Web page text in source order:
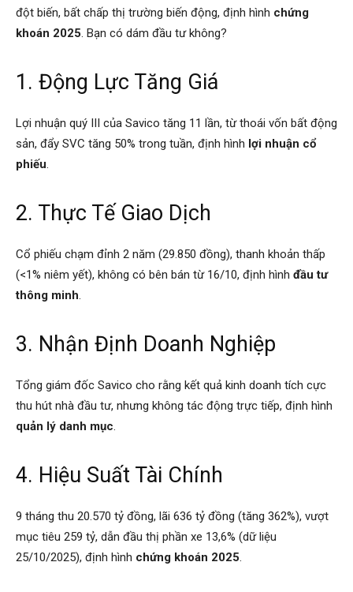
đột biến, bất chấp thị trường biến động, định hình chứng
khoán 2025. Bạn có dám đầu tư không?
1. Động Lực Tăng Giá
Lợi nhuận quý III của Savico tăng 11 lần, từ thoái vốn bất động
sản, đẩy SVC tăng 50% trong tuần, định hình lợi nhuận cổ
phiếu.
2. Thực Tế Giao Dịch
Cổ phiếu chạm đỉnh 2 năm (29.850 đồng), thanh khoản thấp
(<1% niêm yết), không có bên bán từ 16/10, định hình đầu tư
thông minh.
3. Nhận Định Doanh Nghiệp
Tổng giám đốc Savico cho rằng kết quả kinh doanh tích cực
thu hút nhà đầu tư, nhưng không tác động trực tiếp, định hình
quản lý danh mục.
4. Hiệu Suất Tài Chính
9 tháng thu 20.570 tỷ đồng, lãi 636 tỷ đồng (tăng 362%), vượt
mục tiêu 259 tỷ, dẫn đầu thị phần xe 13,6% (dữ liệu
25/10/2025), định hình chứng khoán 2025.